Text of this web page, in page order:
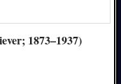
1873–1937)